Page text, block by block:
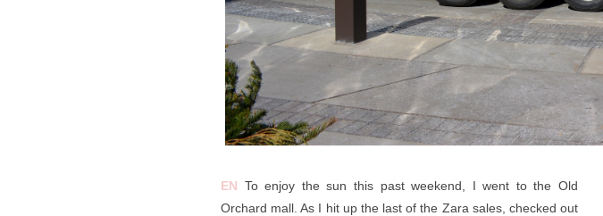
EN To enjoy the sun this past weekend, I went to the Old
Orchard mall. As I hit up the last of the Zara sales, checked out